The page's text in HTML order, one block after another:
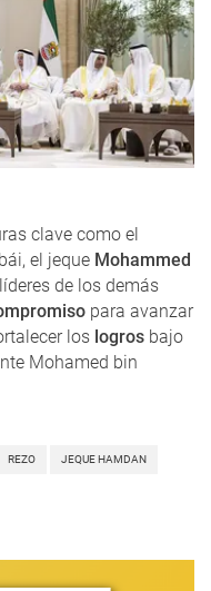
clave como el
el jeque Mohammed
de los demás
para avanzar
los logros bajo
Mohamed bin
REZO JEQUE HAMDAN